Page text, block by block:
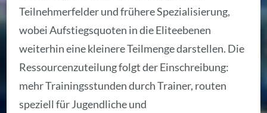
Teilnehmerfelder und frühere Spezialisierung,
wobei Aufstiegsquoten in die Eliteebenen
weiterhin eine kleinere Teilmenge darstellen. Die
Ressourcenzuteilung folgt der Einschreibung:
mehr Trainingsstunden durch Trainer, routen
speziell für Jugendliche und